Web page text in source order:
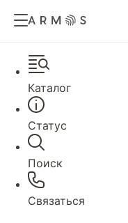
Каталог
Статус
Поиск
Связаться